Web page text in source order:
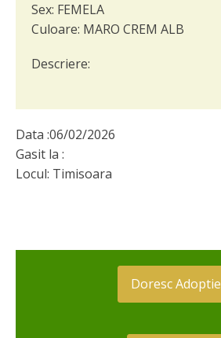
Sex: FEMELA
Culoare: MARO CREM ALB
Descriere:
Data :06/02/2026
Gasit la :
Locul: Timisoara
Doresc Adoptie